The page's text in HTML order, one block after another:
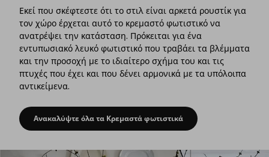
Εκεί που σκέφτεστε ότι το στιλ είναι αρκετά ρουστίκ για
τον χώρο έρχεται αυτό το κρεμαστό φωτιστικό να
ανατρέψει την κατάσταση. Πρόκειται για ένα
εντυπωσιακό λευκό φωτιστικό που τραβάει τα βλέμματα
και την προσοχή με το ιδιαίτερο σχήμα του και τις
πτυχές που έχει και που δένει αρμονικά με τα υπόλοιπα
αντικείμενα.
Ένα διαχρονικό αποτέλεσμα με ένα
Ανακαλύψτε όλα τα Κρεμαστά φωτιστικά